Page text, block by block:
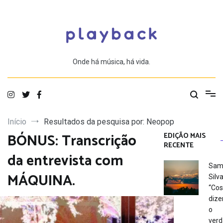
Onde há música, há vida.
Início Resultados da pesquisa por: Neopop
BÓNUS: Transcrição
da entrevista com
MÁQUINA.
EDIÇÃO MAIS
RECENTE
o